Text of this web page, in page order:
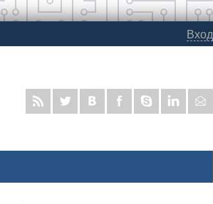
Вход